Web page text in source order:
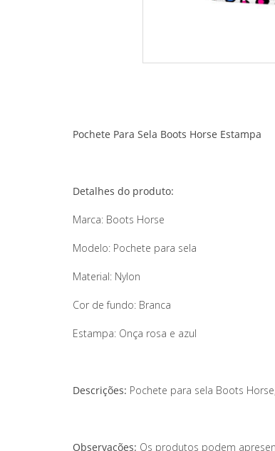
Pochete Para Sela Boots Horse Estampa
Detalhes do produto:
Marca: Boots Horse
Modelo: Pochete para sela
Material: Nylon
Cor de fundo: Branca
Estampa: Onça rosa e azul
Descrições: Pochete para sela Boots
Observações: Os produtos podem